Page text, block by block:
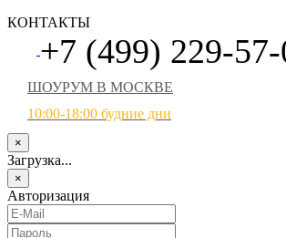
КОНТАКТЫ
+7 (499) 229-
ШОУРУМ В МОСКВЕ
10:00-18:00 будние дни
×
Загрузка...
×
Авторизация